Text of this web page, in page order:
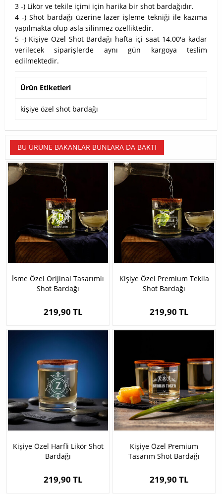
3 -) Likör ve tekile içimi için harika bir shot bardağıdır.
4 -) Shot bardağı üzerine lazer işleme tekniği ile kazıma
yapılmakta olup asla silinmez özelliktedir.
5 -) Kişiye Özel Shot Bardağı hafta içi saat 14.00'a kadar
verilecek siparişlerde aynı gün kargoya teslim
edilmektedir.
Ürün Etiketleri
kişiye özel shot bardağı
BU ÜRÜNE BAKANLAR BUNLARA DA BAKTI
İsme Özel Orijinal Tasarımlı
Shot Bardağı
219,90 TL
Kişiye Özel Premium Tekila
Shot Bardağı
219,90 TL
Kişiye Özel Harfli Likör Shot
Bardağı
219,90 TL
Kişiye Özel Premium
Tasarım Shot Bardağı
219,90 TL